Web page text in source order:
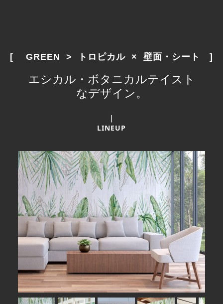
[　 GREEN  >  トロピカル  ×  壁面・シート　]
エシカル・ボタニカルテイスト
なデザイン。
｜
LINEUP